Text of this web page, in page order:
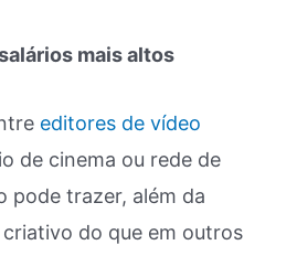
mais altos
editores de vídeo
de cinema ou rede de
pode trazer, além da
do que em outros